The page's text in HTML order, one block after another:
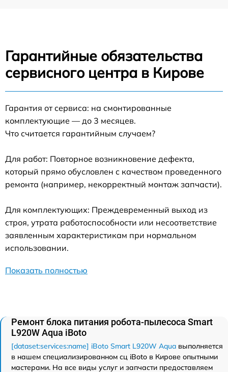
Гарантийные обязательства
сервисного центра в Кирове
Гарантия от сервиса: на смонтированные
комплектующие — до 3 месяцев.
Что считается гарантийным случаем?
Для работ: Повторное возникновение дефекта,
который прямо обусловлен с качеством проведенного
ремонта (например, некорректный монтаж запчасти).
Для комплектующих: Преждевременный выход из
строя, утрата работоспособности или несоответствие
заявленным характеристикам при нормальном
использовании.
Показать полностью
Ремонт блока питания робота-пылесоса Smart
L920W Aqua iBoto
[dataset:services:name] iBoto Smart L920W Aqua выполняется
в нашем специализированном сц iBoto в Кирове опытными
мастерами. На все виды услуг и запчасти предоставляем